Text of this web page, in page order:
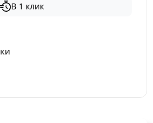
В 1 клик